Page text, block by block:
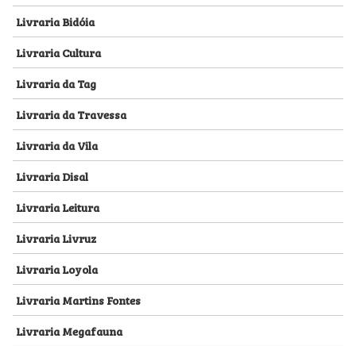
Livraria Bidóia
Livraria Cultura
Livraria da Tag
Livraria da Travessa
Livraria da Vila
Livraria Disal
Livraria Leitura
Livraria Livruz
Livraria Loyola
Livraria Martins Fontes
Livraria Megafauna